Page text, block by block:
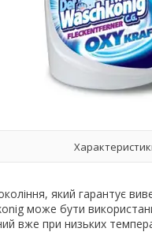
який гарантує
може бути
вже при низьких